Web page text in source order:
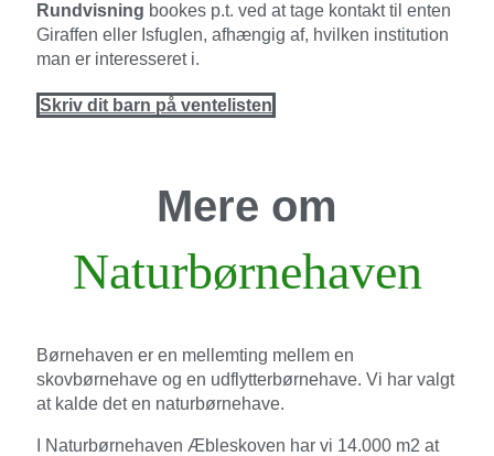
Rundvisning bookes p.t. ved at tage kontakt til enten
Giraffen eller Isfuglen, afhængig af, hvilken institution
man er interesseret i.
Skriv dit barn på ventelisten
Mere om
Naturbørnehaven
Børnehaven er en mellemting mellem en
skovbørnehave og en udflytterbørnehave. Vi har valgt
at kalde det en naturbørnehave.
I Naturbørnehaven Æbleskoven har vi 14.000 m2 at